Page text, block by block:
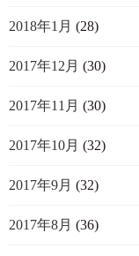
2018年1月 (28)
2017年12月 (30)
2017年11月 (30)
2017年10月 (32)
2017年9月 (32)
2017年8月 (36)